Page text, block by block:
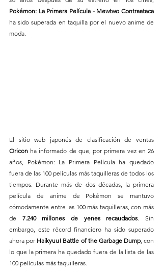
Pokémon: La Primera Película - Mewtwo Contraataca
ha sido superada en taquilla por el nuevo anime de
moda.
Oricon ha informado de que, por primera vez en 26
años, Pokémon: La Primera Película ha quedado
fuera de las 100 películas más taquilleras de todos los
tiempos. Durante más de dos décadas, la primera
película de anime de Pokémon se mantuvo
cómodamente entre las 100 más taquilleras, con más
de 7.240 millones de yenes recaudados . Sin
embargo, este récord financiero ha sido superado
ahora por Haikyuu! Battle of the Garbage Dump, con
lo que la primera ha quedado fuera de la lista de las
100 películas más taquilleras.